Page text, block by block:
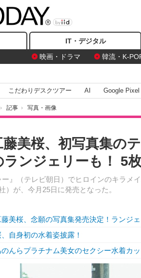
IT・デジタル
映画・ドラマ
韓流・K-
こだわりデスクツアー AI Google Pixel
› 記事 › 写真・画像
藤美桜、初写真集の
ランジェリーも！ 5
ー』（テレビ朝日）でヒロインのキラ
）が、今月25日に発売となった。
美桜、念願の写真集発売決定！ランジ
自身初の水着姿披露！
んらプラチナム美女のセクシー水着カッ